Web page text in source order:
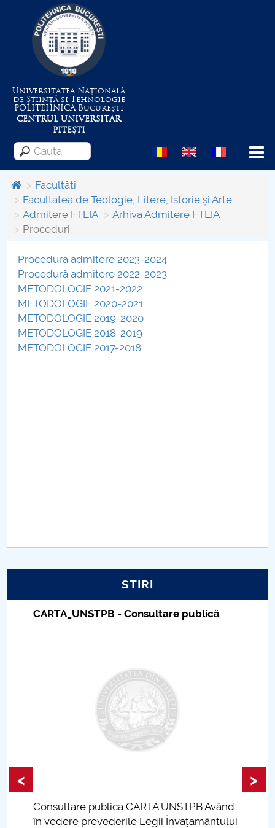
Universitatea Națională
de Știință și Tehnologie
POLITEHNICABucurești
CENTRUL UNIVERSITAR
PITEȘTI
Menu
Despre Universitate
Centrul de Management al Proiectelor
Consiliul de Administratie
Nr. de telefon si adrese Facultăți
Admitere
Relații Internaționale
UNIVERSITATE pentru comunitate
IOSUD/CSUD-Doctorate
Comisie de etica unversitară
Evenimente CUP
Accesibilitate pentru studenții cu dizabilități
Facultăți
Facultatea de Teologie, Litere, Istorie și Arte
Admitere FTLIA
Arhivă Admitere FTLIA
Proceduri
Procedură admitere 2023-2024
Procedură admitere 2022-2023
METODOLOGIE 2021-2022
METODOLOGIE 2020-2021
METODOLOGIE 2019-2020
METODOLOGIE 2018-2019
METODOLOGIE 2017-2018
STIRI
CARTA_UNSTPB - Consultare publică
Consultare publică CARTA UNSTPB Având
în vedere prevederile Legii Învățământului
< >